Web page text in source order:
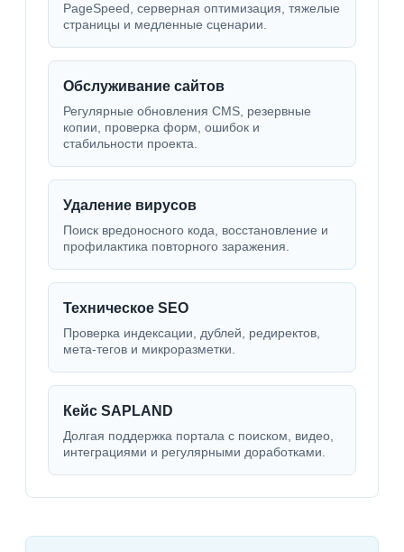
PageSpeed, серверная оптимизация, тяжелые
страницы и медленные сценарии.
Обслуживание сайтов
Регулярные обновления CMS, резервные
копии, проверка форм, ошибок и
стабильности проекта.
Удаление вирусов
Поиск вредоносного кода, восстановление и
профилактика повторного заражения.
Техническое SEO
Проверка индексации, дублей, редиректов,
мета-тегов и микроразметки.
Кейс SAPLAND
Долгая поддержка портала с поиском, видео,
интеграциями и регулярными доработками.